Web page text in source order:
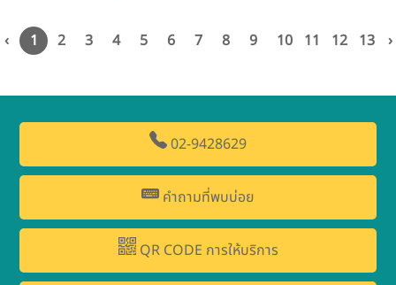
‹ 1 2 3 4 5 6 7 8 9 10 11 12 13 ›
02-9428629
คำถามที่พบบ่อย
QR CODE การให้บริการ